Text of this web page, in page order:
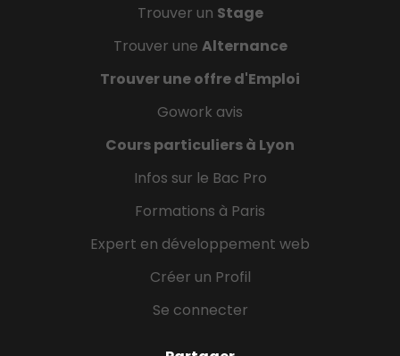
Trouver un Stage
Trouver une Alternance
Trouver une offre d'Emploi
Gowork avis
Cours particuliers à Lyon
Infos sur le Bac Pro
Formations à Paris
Expert en développement web
Créer un Profil
Se connecter